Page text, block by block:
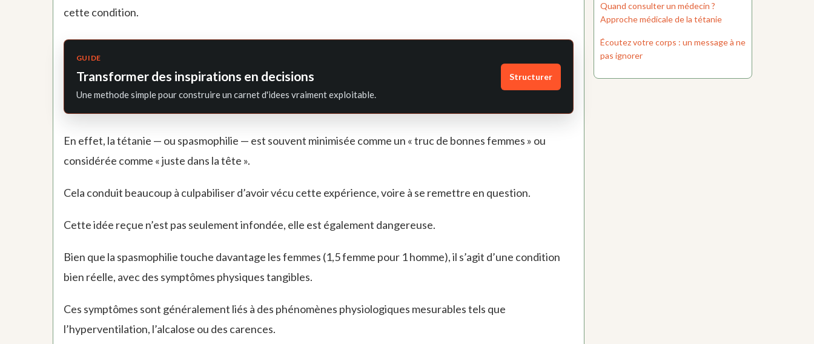
cette condition.
GUIDE
Transformer des inspirations en decisions
Une methode simple pour construire un carnet d'idees vraiment exploitable.
Structurer
En effet, la tétanie — ou spasmophilie — est souvent minimisée comme un « truc de bonnes femmes » ou
considérée comme « juste dans la tête ».
Cela conduit beaucoup à culpabiliser d’avoir vécu cette expérience, voire à se remettre en question.
Cette idée reçue n’est pas seulement infondée, elle est également dangereuse.
Bien que la spasmophilie touche davantage les femmes (1,5 femme pour 1 homme), il s’agit d’une condition
bien réelle, avec des symptômes physiques tangibles.
Ces symptômes sont généralement liés à des phénomènes physiologiques mesurables tels que
l’hyperventilation, l’alcalose ou des carences.
Quand consulter un médecin ?
Approche médicale de la tétanie
Écoutez votre corps : un message à ne
pas ignorer